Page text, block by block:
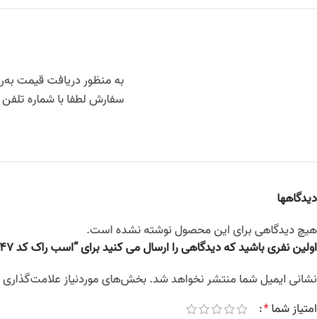
به منظور دریافت قیمت
سفارش لطفا با شماره تلفن 09119060931
دیدگاهها
هیچ دیدگاهی برای این محصول نوشته نشده است.
اولین نفری باشید که دیدگاهی را ارسال می کنید برای “اسب راک کد 47”
نشانی ایمیل شما منتشر نخواهد شد. بخش‌های موردنیاز
امتیاز شما*